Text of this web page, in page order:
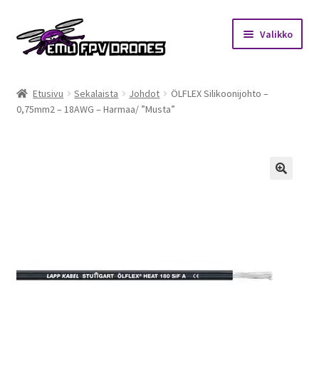
Siirry
navigointiin
Siirry
sisältöön
Valikko
Kauppa
Etusivu Sekalaista Johdot
ÖLFLEX Silikoonijohto –
0,75mm2 – 18AWG – Harmaa/ ”Musta”